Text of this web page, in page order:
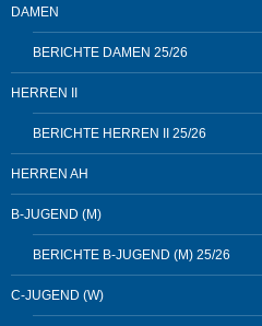
DAMEN
BERICHTE DAMEN 25/26
HERREN II
BERICHTE HERREN II 25/26
HERREN AH
B-JUGEND (M)
BERICHTE B-JUGEND (M) 25/26
C-JUGEND (W)